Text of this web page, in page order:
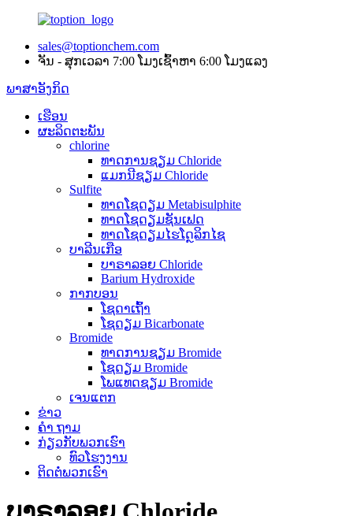
sales@toptionchem.com
ຈັນ - ສຸກເວລາ 7:00 ໂມງເຊົ້າຫາ 6:00 ໂມງແລງ
ພາສາອັງກິດ
ເຮືອນ
ຜະລິດຕະພັນ
chlorine
ທາດການຊຽມ Chloride
ແມກນີຊຽມ Chloride
Sulfite
ທາດໂຊດຽມ Metabisulphite
ທາດໂຊດຽມຊັນເຟດ
ທາດໂຊດຽມໄຮໂດຼລິກໄຊ
ບາລີນເກືອ
ບາຣາລອຍ Chloride
Barium Hydroxide
ກາກບອນ
ໂຊດາເຖົ້າ
ໂຊດຽມ Bicarbonate
Bromide
ທາດການຊຽມ Bromide
ໂຊດຽມ Bromide
ໂພແທດຊຽມ Bromide
ເຈນແຕກ
ຂ່າວ
ຄຳ ຖາມ
ກ່ຽວ​ກັບ​ພວກ​ເຮົາ
ທົວໂຮງງານ
ຕິດ​ຕໍ່​ພວກ​ເຮົາ